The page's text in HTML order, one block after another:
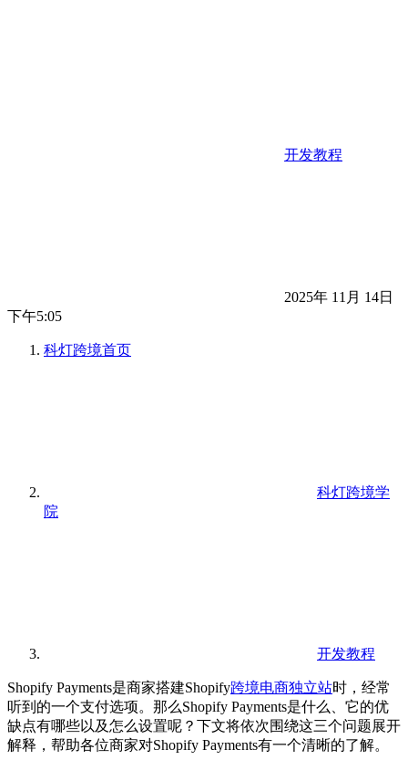
开发教程
2025年 11月 14日
下午5:05
科灯跨境首页
科灯跨境学
院
开发教程
Shopify Payments是商家搭建Shopify跨境电商独立站时，经常
听到的一个支付选项。那么Shopify Payments是什么、它的优
缺点有哪些以及怎么设置呢？下文将依次围绕这三个问题展开
解释，帮助各位商家对Shopify Payments有一个清晰的了解。